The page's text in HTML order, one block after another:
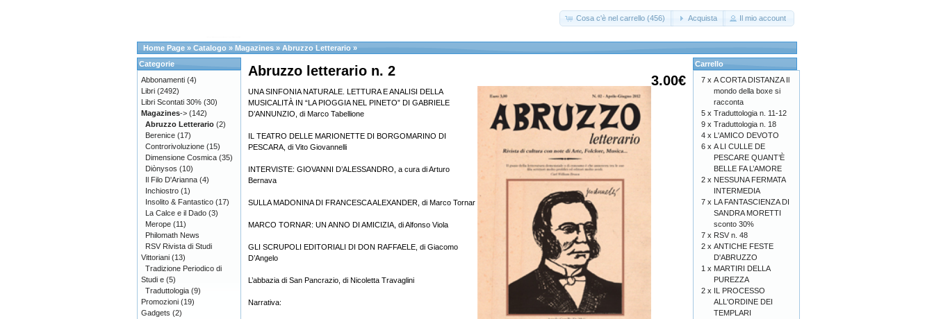
Cosa c'è nel carrello (456) Acquista Il mio account
Home Page » Catalogo » Magazines » Abruzzo Letterario »
3.00€
Abruzzo letterario n. 2
UNA SINFONIA NATURALE. LETTURA E ANALISI DELLA
MUSICALITÀ IN “LA PIOGGIA NEL PINETO” DI GABRIELE
D’ANNUNZIO, di Marco Tabellione
IL TEATRO DELLE MARIONETTE DI BORGOMARINO DI
PESCARA, di Vito Giovannelli
INTERVISTE: GIOVANNI D’ALESSANDRO, a cura di Arturo
Bernava
SULLA MADONINA DI FRANCESCA ALEXANDER, di Marco Tornar
MARCO TORNAR: UN ANNO DI AMICIZIA, di Alfonso Viola
GLI SCRUPOLI EDITORIALI DI DON RAFFAELE, di Giacomo
D’Angelo
L’abbazia di San Pancrazio, di Nicoletta Travaglini
Narrativa:
Categorie
Abbonamenti (4)
Libri (2492)
Libri Scontati 30% (30)
Magazines-> (142)
Abruzzo Letterario (2)
Berenice (17)
Controrivoluzione (15)
Dimensione Cosmica (35)
Diònysos (10)
Il Filo D'Arianna (4)
Inchiostro (1)
Insolito & Fantastico (17)
La Calce e il Dado (3)
Merope (11)
Philomath News
RSV Rivista di Studi
Vittoriani (13)
Tradizione Periodico di
Studi e (5)
Traduttologia (9)
Promozioni (19)
Gadgets (2)
Carrello
7 x A CORTA DISTANZA Il
mondo della boxe si
racconta
5 x Traduttologia n. 11-12
9 x Traduttologia n. 18
4 x L'AMICO DEVOTO
6 x A LI CULLE DE
PESCARE QUANT’È
BELLE FA L’AMORE
2 x NESSUNA FERMATA
INTERMEDIA
7 x LA FANTASCIENZA DI
SANDRA MORETTI
sconto 30%
7 x RSV n. 48
2 x ANTICHE FESTE
D'ABRUZZO
1 x MARTIRI DELLA
PUREZZA
2 x IL PROCESSO
ALL'ORDINE DEI
TEMPLARI